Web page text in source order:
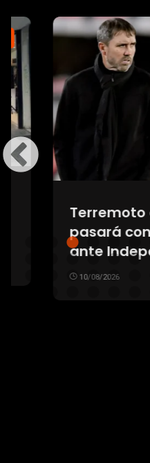
Terremoto en
pasará con el
ante
10/08/2026